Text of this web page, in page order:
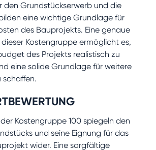
den Grundstückserwerb und die
eine wichtige Grundlage für
des Bauprojekts. Eine genaue
Kostengruppe ermöglicht es,
des Projekts realistisch zu
eine solide Grundlage für weitere
schaffen.
Kostengruppe 100 spiegeln den
und seine Eignung für das
wider. Eine sorgfältige